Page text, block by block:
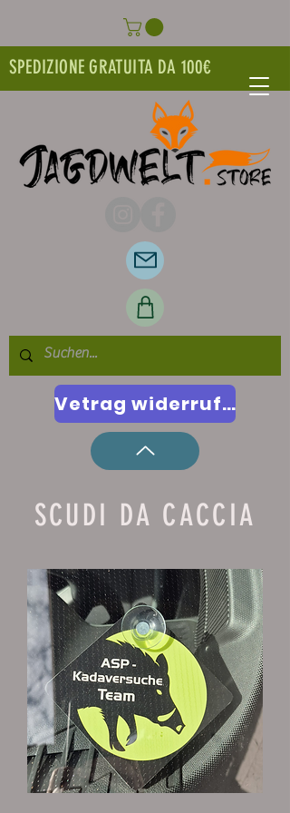
SPEDIZIONE GRATUITA DA 100€
Vetrag widerrufen
SCUDI DA CACCIA